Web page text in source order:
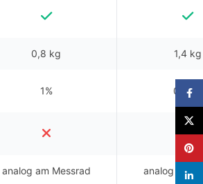
0,8 kg 1,4 kg
1% 0,30%
analog am Messrad analog am